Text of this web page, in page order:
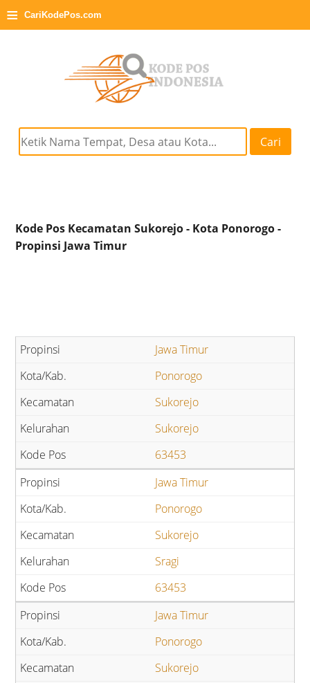
≡ CariKodePos.com
Cari
Kode Pos Kecamatan Sukorejo - Kota Ponorogo -
Propinsi Jawa Timur
Jawa Timur
Ponorogo
Sukorejo
Sukorejo
63453
Jawa Timur
Ponorogo
Sukorejo
Sragi
63453
Jawa Timur
Ponorogo
Sukorejo